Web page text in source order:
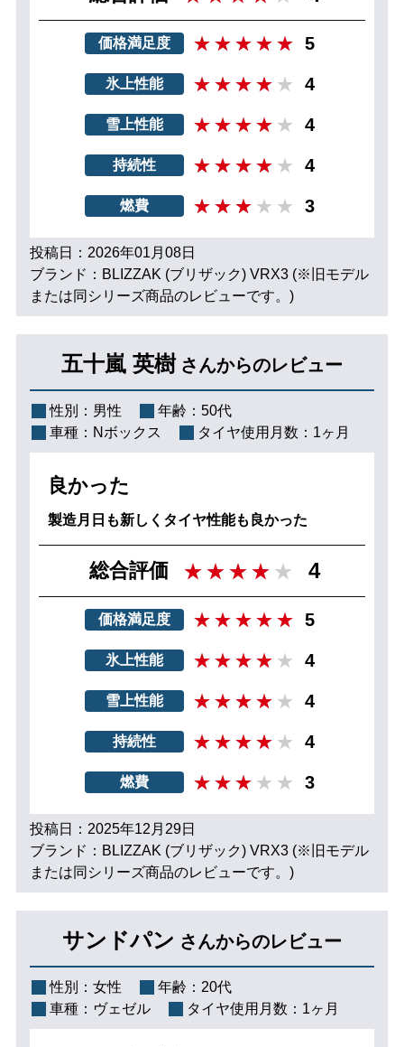
価格満足度 5
氷上性能 4
雪上性能 4
持続性 4
燃費 3
投稿日：2026年01月08日
ブランド：BLIZZAK (ブリザック) VRX3 (※旧モデル
または同シリーズ商品のレビューです。)
五十嵐 英樹 さんからのレビュー
性別： 男性 年齢： 50代
車種： Nボックス タイヤ使用月数： 1ヶ月
良かった
製造月日も新しくタイヤ性能も良かった
総合評価 4
価格満足度 5
氷上性能 4
雪上性能 4
持続性 4
燃費 3
投稿日：2025年12月29日
ブランド：BLIZZAK (ブリザック) VRX3 (※旧モデル
または同シリーズ商品のレビューです。)
サンドパン さんからのレビュー
性別： 女性 年齢： 20代
車種： ヴェゼル タイヤ使用月数： 1ヶ月